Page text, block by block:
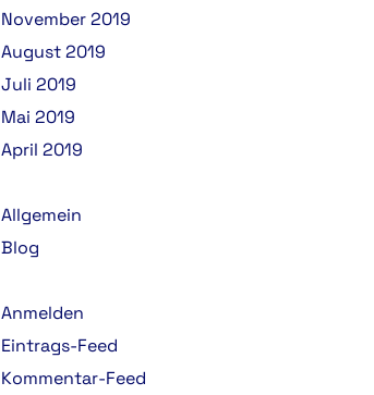
November 2019
August 2019
Juli 2019
Mai 2019
April 2019
Allgemein
Blog
Anmelden
Eintrags-Feed
Kommentar-Feed